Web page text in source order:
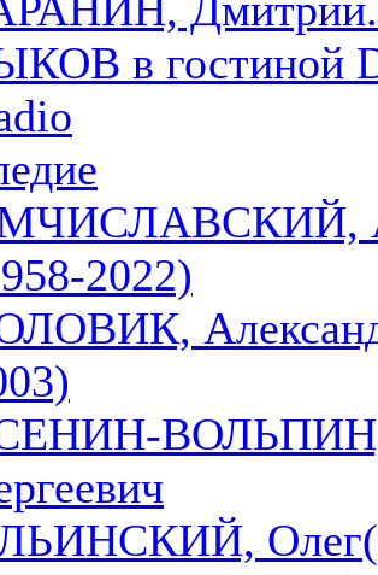
в гостиной
2022)
ВОЛЬПИН,